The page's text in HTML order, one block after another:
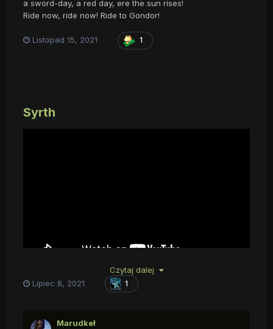
a sword-day, a red day, ere the sun rises!
Ride now, ride now! Ride to Gondor!
Listopad 15, 2021 1
Syrth
Czytaj dalej
Lipiec 8, 2021
1
Marudkeł